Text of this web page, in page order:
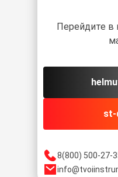
8(800) 500-27-
Перейдите
st-